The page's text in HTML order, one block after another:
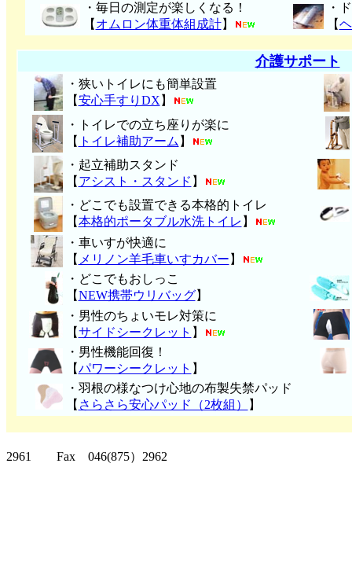
・毎日の測定が楽しくなる！
【 オムロン体重体組成計】
・
【
介護サポート
・狭いトイレにも簡単設置
【安心手すりDX 】
・トイレでの立ち座りが楽に
【 トイレ補助アーム 】
・起立補助スタンド
【 アシスト・スタンド 】
・どこでも設置できる本格的トイレ
【本格的ポータブル水洗トイレ 】
・車いすが快適に
【 メリノン羊毛車いすカバー 】
・どこでもおしっこ
【NEW携帯ウリバッグ】
・男性のちょいモレ対策に
【サイドシークレット 】
・男性機能回復！
【パワーシークレット 】
・ 羽根の様なつけ心地の布製失禁パッ ド
【 さらさら安心パッド（2枚組） 】
2961 Fax 046(875）2962